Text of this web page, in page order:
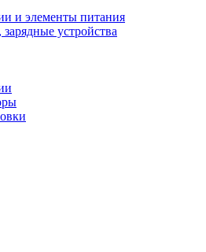
и элементы питания
устройства